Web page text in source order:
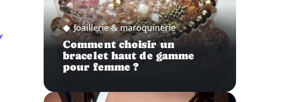
Joaillerie & maroquinerie
Comment choisir un
bracelet haut de gamme
pour femme ?